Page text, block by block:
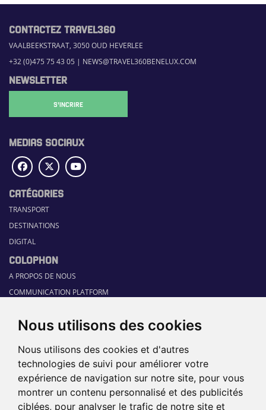
Nous utilisons des cookies
Nous utilisons des cookies et d'autres
technologies de suivi pour améliorer votre
expérience de navigation sur notre site, pour vous
montrer un contenu personnalisé et des publicités
ciblées, pour analyser le trafic de notre site et
CONTACTEZ TRAVEL360
VAALBEEKSTRAAT, 3050 OUD HEVERLEE
+32 (0)475 75 43 05 | NEWS@TRAVEL360BENELUX.COM
NEWSLETTER
S'INCRIRE
MEDIAS SOCIAUX
CATÉGORIES
TRANSPORT
DESTINATIONS
DIGITAL
COLOPHON
A PROPOS DE NOUS
COMMUNICATION PLATFORM
RUBRIQUES
GUIDE SECTORIEL
JOBS
ÉVÉNEMENTS